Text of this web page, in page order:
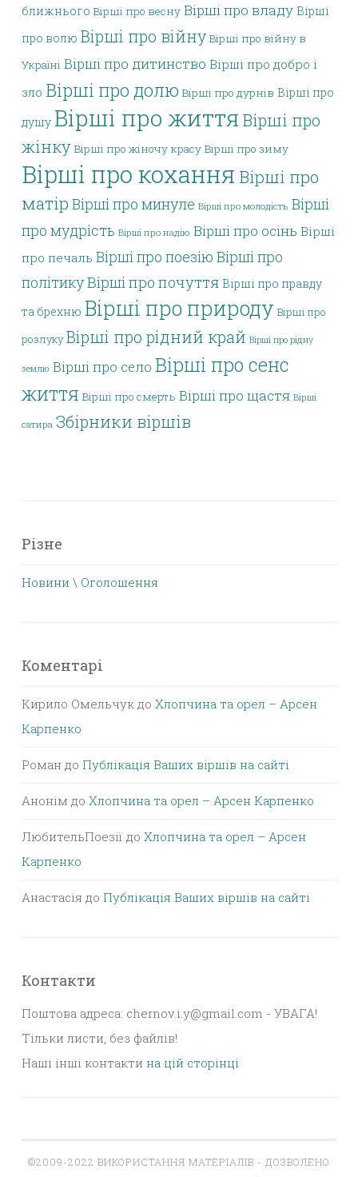
ближнього Вірші про весну Вірші про владу Вірші
про волю Вірші про війну Вірші про війну в
Україні Вірші про дитинство Вірші про добро і
зло Вірші про долю Вірші про дурнів Вірші про
душу Вірші про життя Вірші про
жінку Вірші про жіночу красу Вірші про зиму
Вірші про кохання Вірші про
матір Вірші про минуле Вірші про молодість Вірші
про мудрість Вірші про надію Вірші про осінь Вірші
про печаль Вірші про поезію Вірші про
політикуВірші про почуття Вірші про правду
та брехню Вірші про природу Вірші про
розлуку Вірші про рідний край Вірші про рідну
землю Вірші про село Вірші про сенс
життя Вірші про смерть Вірші про щастя Вірші
сатира Збірники віршів
Різне
Новини \ Оголошення
Коментарі
Кирило Омельчук до Хлопчина та орел – Арсен
Карпенко
Роман до Публікація Ваших віршів на сайті
Анонім до Хлопчина та орел – Арсен Карпенко
ЛюбительПоезії до Хлопчина та орел – Арсен
Карпенко
Анастасія до Публікація Ваших віршів на сайті
Контакти
Поштова адреса: chernov.i.y@gmail.com - УВАГА!
Тільки листи, без файлів!
Наші інші контакти на цій сторінці
©2009-2022 ВИКОРИСТАННЯ МАТЕРІАЛІВ - ДОЗВОЛЕНО